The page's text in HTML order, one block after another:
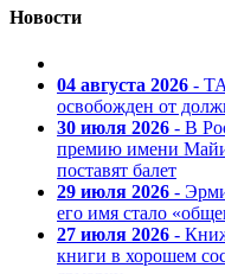
Новости
04 августа 2026 -
освобожден от
30 июля 2026 - В
премию имени Майи
поставят балет
29 июля 2026 -
его имя стало
27 июля 2026 -
книги в хорошем